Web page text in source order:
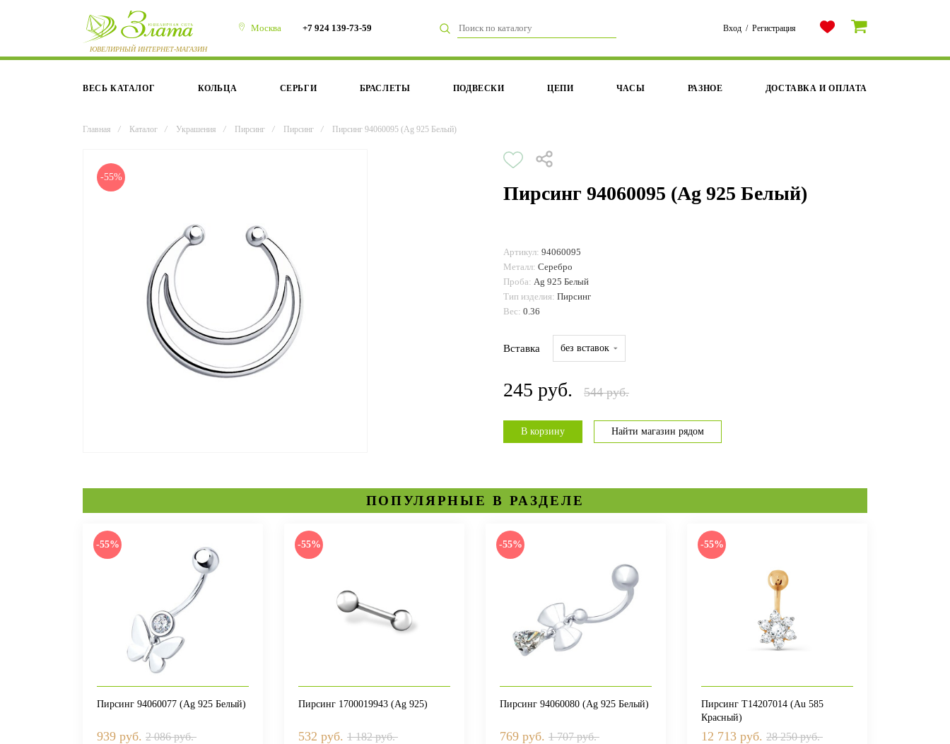
Москва +7 924 139-73-59 Вход / Регистрация
ВЕСЬ КАТАЛОГ КОЛЬЦА СЕРЬГИ БРАСЛЕТЫ ПОДВЕСКИ ЦЕПИ ЧАСЫ РАЗНОЕ ДОСТАВКА И ОПЛАТА
Главная / Каталог / Украшения / Пирсинг / Пирсинг / Пирсинг 94060095 (Ag 925 Белый)
-55%
Пирсинг 94060095 (Ag 925 Белый)
Артикул: 94060095
Металл: Серебро
Проба: Ag 925 Белый
Тип изделия: Пирсинг
Вес: 0.36
Вставка без вставок
245 руб. 544 руб.
В корзину Найти магазин рядом
ПОПУЛЯРНЫЕ В РАЗДЕЛЕ
-55%
Пирсинг 94060077 (Ag 925 Белый)
939 руб. 2 086 руб.
-55%
Пирсинг 1700019943 (Ag 925)
532 руб. 1 182 руб.
-55%
Пирсинг 94060080 (Ag 925 Белый)
769 руб. 1 707 руб.
-55%
Пирсинг Т14207014 (Au 585
Красный)
12 713 руб. 28 250 руб.